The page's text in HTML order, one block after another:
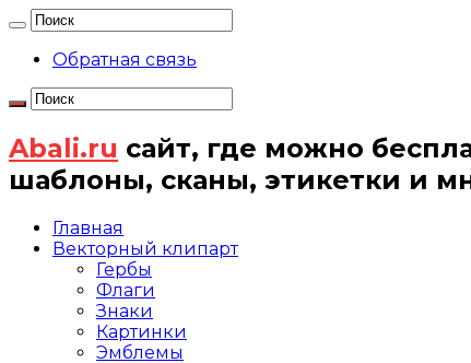
Обратная связь
Abali.ru сайт, где можно
шаблоны, сканы, этикетки и
Главная
Векторный клипарт
Гербы
Флаги
Знаки
Картинки
Эмблемы